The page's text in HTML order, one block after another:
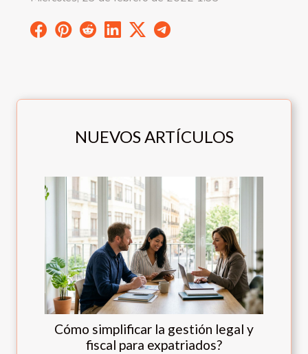
NUEVOS ARTÍCULOS
Cómo simplificar la gestión legal y
fiscal para expatriados?